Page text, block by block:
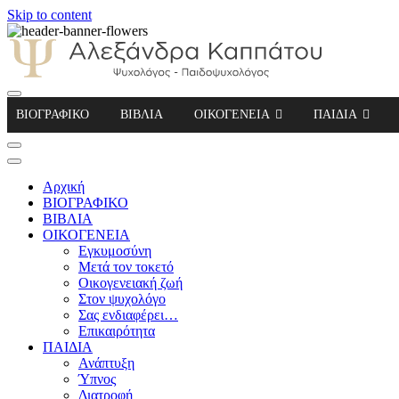
Skip to content
Αλεξάνδρα Καππάτου Ψυχολόγος –
ΒΙΟΓΡΑΦΙΚΟ ΒΙΒΛΙΑ ΟΙΚΟΓΕΝΕΙΑ ΠΑΙΔΙΑ
Αρχική
ΒΙΟΓΡΑΦΙΚΟ
ΒΙΒΛΙΑ
ΟΙΚΟΓΕΝΕΙΑ
Εγκυμοσύνη
Μετά τον τοκετό
Οικογενειακή ζωή
Στον ψυχολόγο
Σας ενδιαφέρει…
Επικαιρότητα
ΠΑΙΔΙΑ
Ανάπτυξη
Ύπνος
Διατροφή